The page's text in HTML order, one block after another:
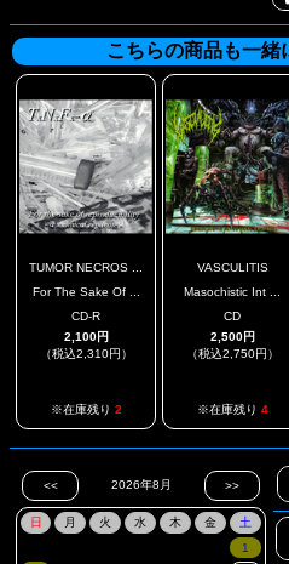
こちらの商品も一緒
TUMOR NECROS ...
For The Sake Of ...
CD-R
2,100円
（税込2,310円）
※在庫残り 2
VASCULITIS
Masochistic Int ...
CD
2,500円
（税込2,750円）
※在庫残り 4